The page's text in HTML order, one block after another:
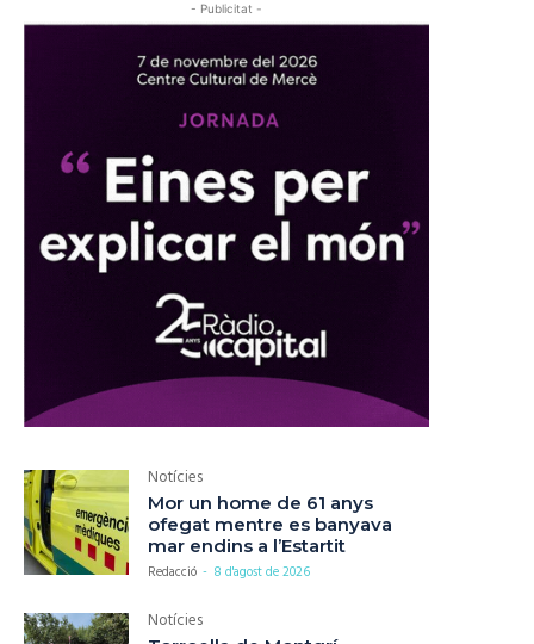
- Publicitat -
Notícies
Mor un home de 61 anys
ofegat mentre es banyava
mar endins a l’Estartit
Redacció - 8 d'agost de 2026
Notícies